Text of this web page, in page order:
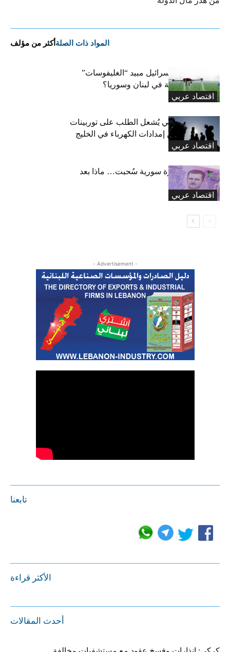
المواد ذات الصلة أكثر من مؤلف
اقتصاد عربي
هل استخدمت إسرائيل مبيد “الغليفوسات”
للإضرار بالزراعة في لبنان وسوريا؟
اقتصاد عربي
صراع جيوسياسي يُشعل الطلب على توربينات
الغاز لتعزيز أمن إمدادات الكهرباء في الخليج
اقتصاد عربي
33.6 تريليون ليرة سورية سُحبت… ماذا بعد
انتهاء المهلة؟
- Advertisement -
تابعنا
الأكثر قراءة
أحدث المقالات